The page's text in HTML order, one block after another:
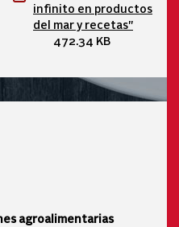
infinito en productos
del mar y recetas"
472.34 KB
agroalimentarias